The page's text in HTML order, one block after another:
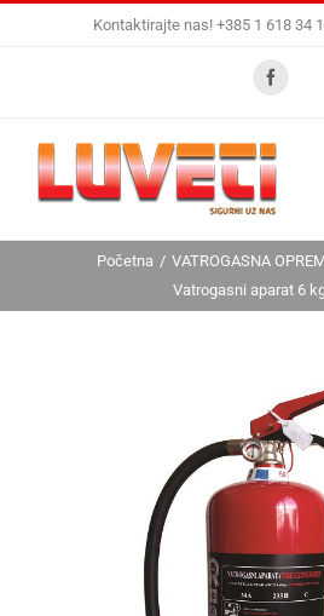
Kontaktirajte nas! +385 1 618 34
Početna VATROGASNA
Vatrogasni aparat 6